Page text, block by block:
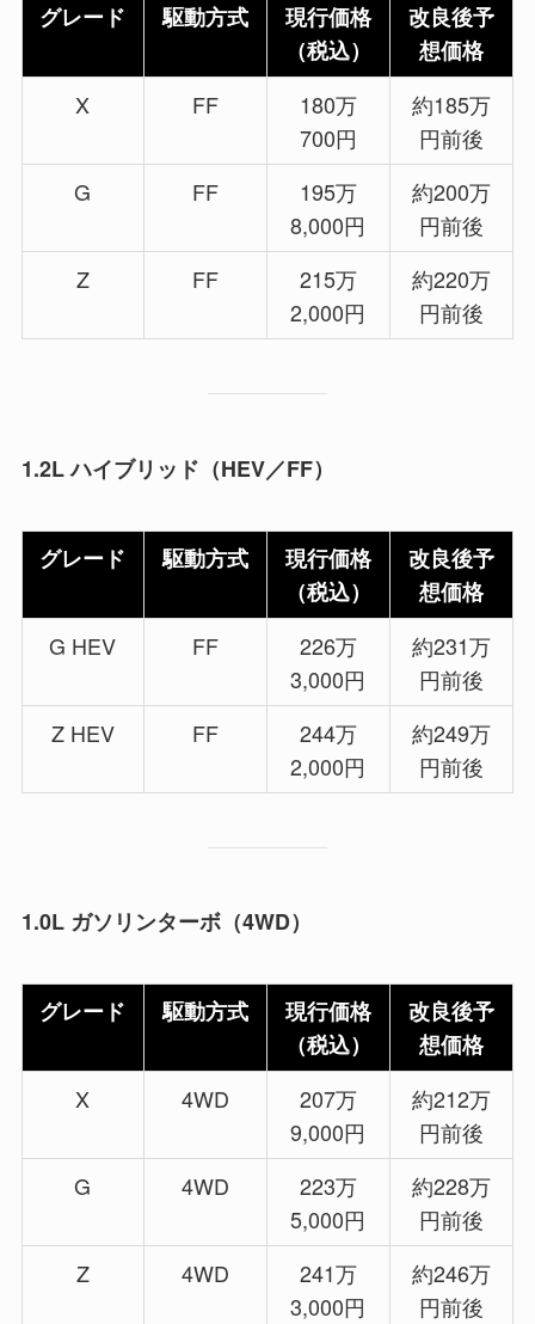
グレード 駆動方式
現行価格
（税込）
改良後予
想価格
X
FF
180万
700円
約185万
円前後
G
FF
195万
8,000円
約200万
円前後
Z
FF
215万
2,000円
約220万
円前後
1.2L ハイブリッド（HEV／FF）
グレード 駆動方式
現行価格
（税込）
改良後予
想価格
G HEV
FF
226万
3,000円
約231万
円前後
Z HEV
FF
244万
2,000円
約249万
円前後
1.0L ガソリンターボ（4WD）
グレード 駆動方式
現行価格
（税込）
改良後予
想価格
X
4WD
207万
9,000円
約212万
円前後
G
4WD
223万
5,000円
約228万
円前後
Z
4WD
241万
3,000円
約246万
円前後